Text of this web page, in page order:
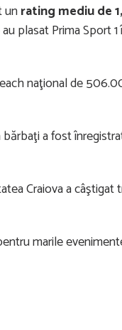
unrating mediu de
plasat Prima
naţional de
a fost
Craiova a
marile